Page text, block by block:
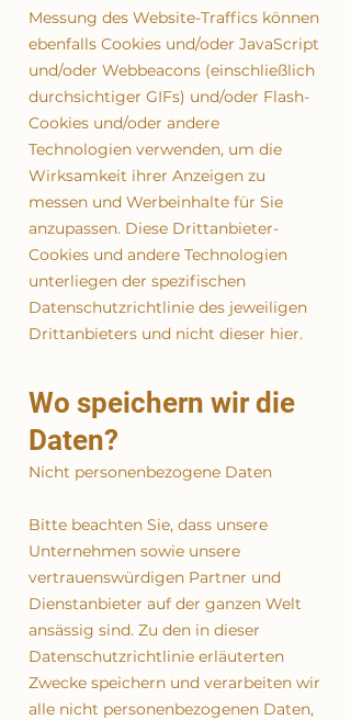
Messung des Website-Traffics können
ebenfalls Cookies und/oder JavaScript
und/oder Webbeacons (einschließlich
durchsichtiger GIFs) und/oder Flash-
Cookies und/oder andere
Technologien verwenden, um die
Wirksamkeit ihrer Anzeigen zu
messen und Werbeinhalte für Sie
anzupassen. Diese Drittanbieter-
Cookies und andere Technologien
unterliegen der spezifischen
Datenschutzrichtlinie des jeweiligen
Drittanbieters und nicht dieser hier.
Wo speichern wir die
Daten?
Nicht personenbezogene Daten
Bitte beachten Sie, dass unsere
Unternehmen sowie unsere
vertrauenswürdigen Partner und
Dienstanbieter auf der ganzen Welt
ansässig sind. Zu den in dieser
Datenschutzrichtlinie erläuterten
Zwecke speichern und verarbeiten wir
alle nicht personenbezogenen Daten,